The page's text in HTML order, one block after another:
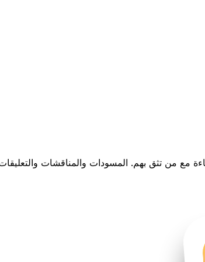
مع من تثق بهم. المسودات والمناقشات